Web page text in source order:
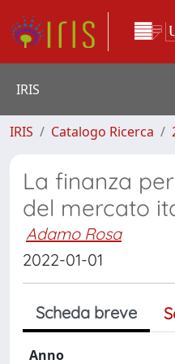
IRIS
IRIS Catalogo Ricerca
La finanza
del mercato
Adamo Rosa
2022-01-01
Scheda breve
Anno